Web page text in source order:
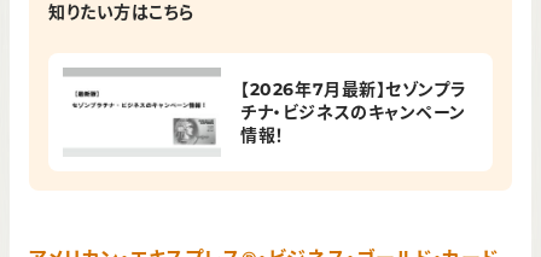
知りたい方はこちら
【2026年7月最新】セゾンプラ
チナ・ビジネスのキャンペーン
情報！